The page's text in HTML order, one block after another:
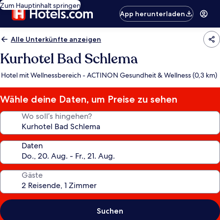
Zum Hauptinhalt springen
App herunterladen
Alle Unterkünfte anzeigen
Kurhotel Bad Schlema
Hotel mit Wellnessbereich - ACTINON Gesundheit & Wellness (0,3 km)
Wähle deine Daten, um Preise zu sehen
Wo soll’s hingehen?
Daten
Gäste
Suchen